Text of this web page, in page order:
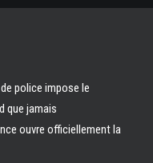
police impose le
que jamais
ouvre officiellement la